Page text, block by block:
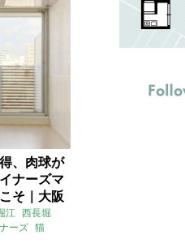
、肉球が
ナーズマ
そ｜大阪
江 西長堀
ーズ 猫